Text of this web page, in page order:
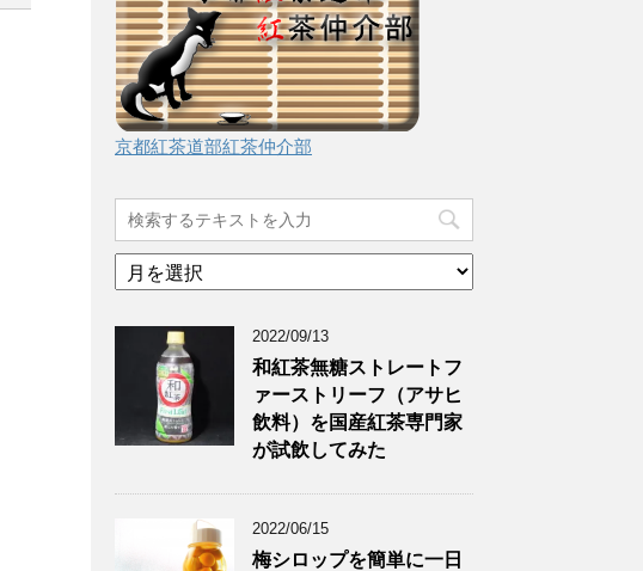
京都紅茶道部紅茶仲介部
ア
ー
2022/09/13
和紅茶無糖ストレートフ
ァーストリーフ（アサヒ
飲料）を国産紅茶専門家
が試飲してみた
2022/06/15
梅シロップを簡単に一日